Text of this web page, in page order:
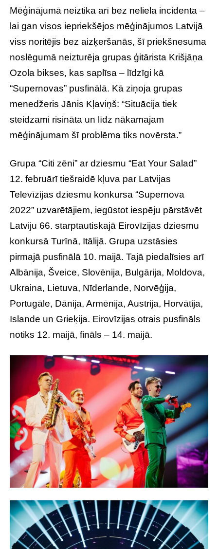
Mēģinājumā neiztika arī bez neliela incidenta –
lai gan visos iepriekšējos mēģinājumos Latvijā
viss noritējis bez aizķeršanās, šī priekšnesuma
noslēgumā neizturēja grupas ģitārista Krišjāņa
Ozola bikses, kas saplīsa – līdzīgi kā
“Supernovas” pusfinālā. Kā ziņoja grupas
menedžeris Jānis Kļaviņš: “Situācija tiek
steidzami risināta un līdz nākamajam
mēģinājumam šī problēma tiks novērsta.”
Grupa “Citi zēni” ar dziesmu “Eat Your Salad”
12. februārī tiešraidē kļuva par Latvijas
Televīzijas dziesmu konkursa “Supernova
2022” uzvarētājiem, iegūstot iespēju pārstāvēt
Latviju 66. starptautiskajā Eirovīzijas dziesmu
konkursā Turīnā, Itālijā. Grupa uzstāsies
pirmajā pusfinālā 10. maijā. Tajā piedalīsies arī
Albānija, Šveice, Slovēnija, Bulgārija, Moldova,
Ukraina, Lietuva, Nīderlande, Norvēģija,
Portugāle, Dānija, Armēnija, Austrija, Horvātija,
Islande un Grieķija. Eirovīzijas otrais pusfināls
notiks 12. maijā, fināls – 14. maijā.